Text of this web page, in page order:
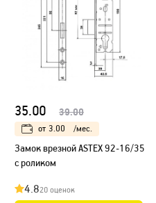
35.00 39.00
от 3.00 /мес.
Замок врезной ASTEX 92-16/35
с роликом
4.820 оценок